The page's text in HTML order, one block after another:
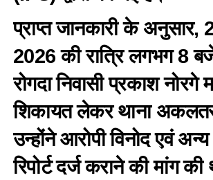
प्राप्त जानकारी के अनुसार,
2026 की रात्रि लगभग 8
रोगदा निवासी प्रकाश नोरगे
शिकायत लेकर थाना
उन्होंने आरोपी विनोद एवं
रिपोर्ट दर्ज कराने की मांग